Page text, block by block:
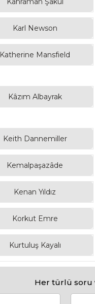
Karl Newson
Katherine Mansfield
Kâzım Albayrak
Keith Dannemiller
Kemalpaşazâde
Kenan Yıldız
Korkut Emre
Kurtuluş Kayalı
Her türlü